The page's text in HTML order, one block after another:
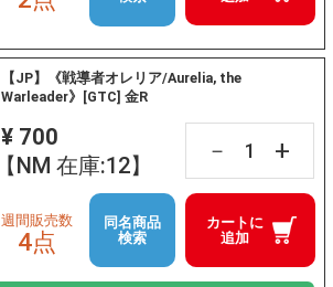
【JP】《戦導者オレリア/Aurelia, the
Warleader》[GTC] 金R
¥ 700
【NM 在庫:12】
－ +
カートに
追加
週間販売数
4点
同名商品
検索